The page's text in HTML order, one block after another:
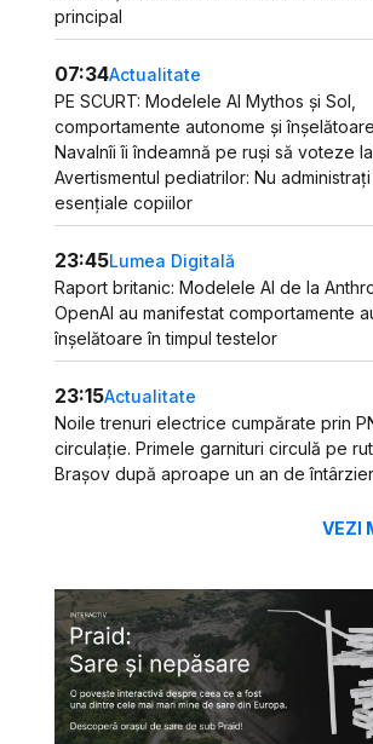
principal
07:34Actualitate
PE SCURT: Modelele AI Mythos și Sol,
comportamente autonome și
Navalnîi îi îndeamnă pe ruși să voteze
Avertismentul pediatrilor: Nu
esențiale copiilor
23:45Lumea Digitală
Raport britanic: Modelele AI de la
OpenAI au manifestat comportamente
înșelătoare în timpul testelor
23:15Actualitate
Noile trenuri electrice cumpărate prin
circulație. Primele garnituri circulă pe
Brașov după aproape un an de
VEZI